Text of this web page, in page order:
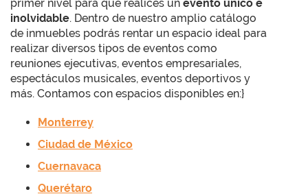
primer nivel para que realices un evento único e
inolvidable. Dentro de nuestro amplio catálogo
de inmuebles podrás rentar un espacio ideal para
realizar diversos tipos de eventos como
reuniones ejecutivas, eventos empresariales,
espectáculos musicales, eventos deportivos y
más. Contamos con espacios disponibles en:}
Monterrey
Ciudad de México
Cuernavaca
Querétaro